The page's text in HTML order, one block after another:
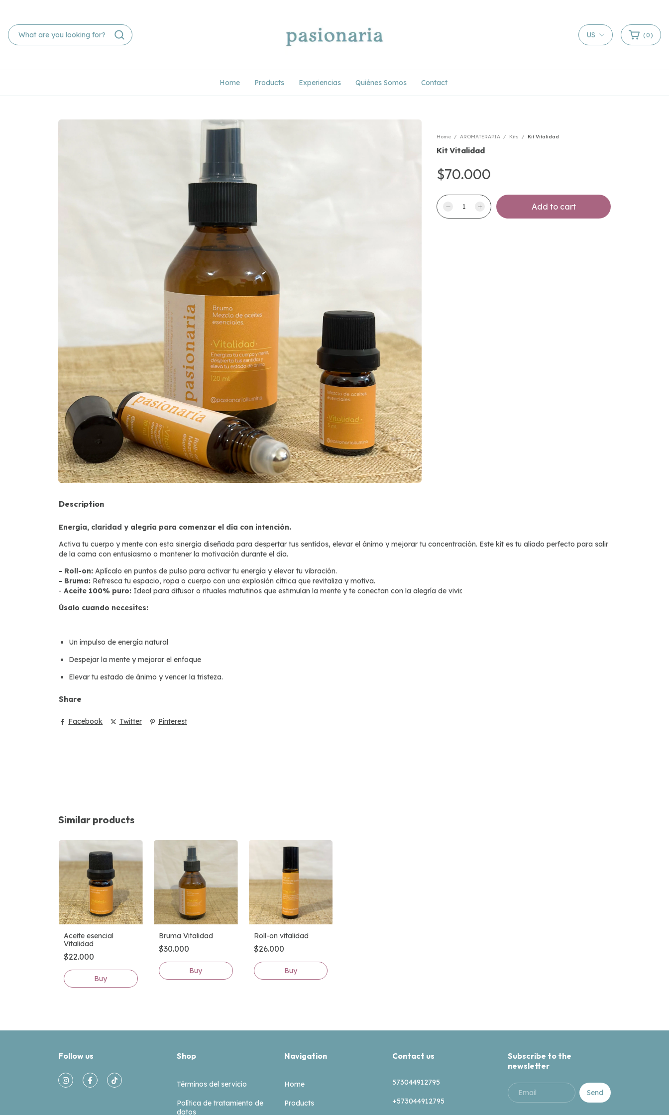
US (0)
Home Products Experiencias Quiénes Somos Contact
Home / AROMATERAPIA / Kits / Kit Vitalidad
Kit Vitalidad
$70.000
Description
Energía, claridad y alegría para comenzar el día con intención.
Activa tu cuerpo y mente con esta sinergia diseñada para despertar tus sentidos, elevar el ánimo y mejorar tu concentración. Este kit es tu aliado perfecto para salir
de la cama con entusiasmo o mantener la motivación durante el día.
- Roll-on: Aplícalo en puntos de pulso para activar tu energía y elevar tu vibración.
- Bruma: Refresca tu espacio, ropa o cuerpo con una explosión cítrica que revitaliza y motiva.
- Aceite 100% puro: Ideal para difusor o rituales matutinos que estimulan la mente y te conectan con la alegría de vivir.
Úsalo cuando necesites:
Un impulso de energía natural
Despejar la mente y mejorar el enfoque
Elevar tu estado de ánimo y vencer la tristeza.
Share
Facebook Twitter Pinterest
Similar products
Aceite esencial
Vitalidad
$22.000
Bruma Vitalidad
$30.000
Roll-on vitalidad
$26.000
Follow us Shop
Términos del servicio
Política de tratamiento de
datos
Navigation
Home
Products
Contact us
573044912795
+573044912795
Subscribe to the
newsletter